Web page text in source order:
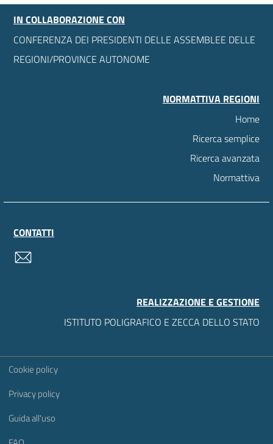
IN COLLABORAZIONE CON
CONFERENZA DEI PRESIDENTI DELLE ASSEMBLEE DELLE
REGIONI/PROVINCE AUTONOME
NORMATTIVA REGIONI
Home
Ricerca semplice
Ricerca avanzata
Normattiva
CONTATTI
REALIZZAZIONE E GESTIONE
ISTITUTO POLIGRAFICO E ZECCA DELLO STATO
Sezione Link Utili
Cookie policy
Privacy policy
Guida all'uso